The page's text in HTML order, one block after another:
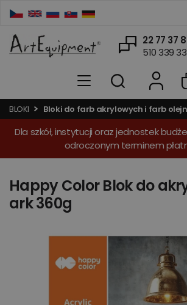
22 77 37
510 339
BLOKI Bloki do farb akrylowych i farb
Dla szkół, instytucji oraz jednostek
odroczonym terminem
Happy Color Blok do
ark 360g